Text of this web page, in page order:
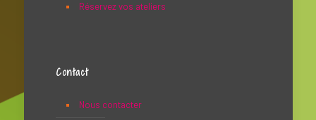
Réservez vos ateliers
Contact
Nous contacter